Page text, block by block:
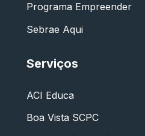
Programa Empreender
Sebrae Aqui
Serviços
ACI Educa
Boa Vista SCPC